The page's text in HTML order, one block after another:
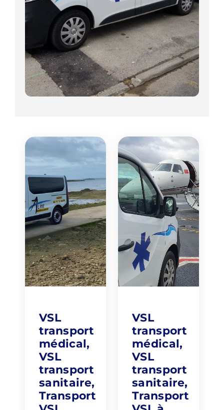
VSL
transport
médical,
VSL
transport
sanitaire,
Transport
VSL
transport
médical,
VSL
transport
sanitaire,
Transport